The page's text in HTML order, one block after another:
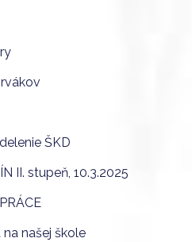
ŠKD
II. stupeň, 10.3.2025
našej škole